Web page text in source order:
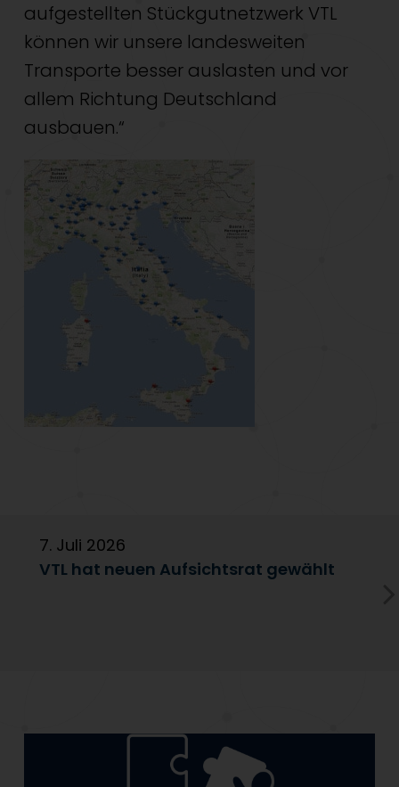
aufgestellten Stückgutnetzwerk VTL
können wir unsere landesweiten
Transporte besser auslasten und vor
allem Richtung Deutschland
ausbauen.“
7. Juli 2026
VTL hat neuen Aufsichtsrat gewählt